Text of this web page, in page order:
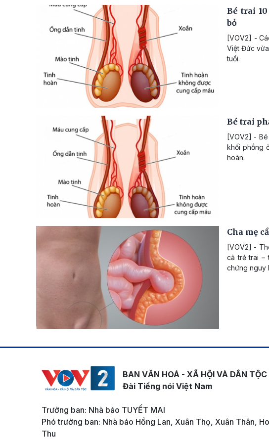
Bé trai
bỏ
[VOV2] -
Việt Đức
tuổi.
Bé trai
[VOV2] -
khối phồng
hoàn.
Cha mẹ
[VOV2] -
cả trẻ trai –
chứng nguy
BAN VĂN HOÁ - XÃ HỘI VÀ DÂN TỘC
Đài Tiếng nói Việt Nam
Trưởng ban: Nhà báo TUYẾT MAI
Phó trưởng ban: Nhà báo Hồng Lan, Xuân Thọ, Xuân Thân,
Thu